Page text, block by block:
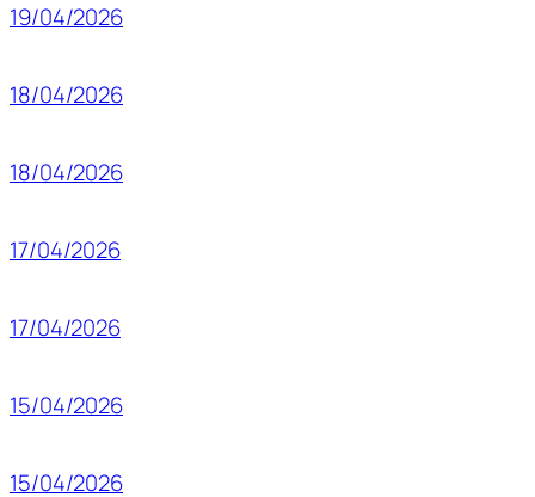
19/04/2026
18/04/2026
18/04/2026
17/04/2026
17/04/2026
15/04/2026
15/04/2026